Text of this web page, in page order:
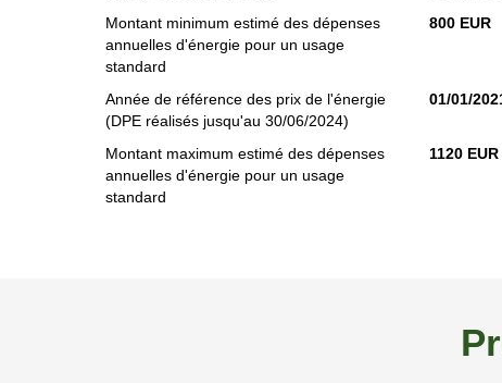
Montant minimum estimé des dépenses
annuelles d'énergie pour un usage
standard
800 EUR
Année de référence des prix de l'énergie
(DPE réalisés jusqu'au 30/06/2024)
01/01/
Montant maximum estimé des dépenses
annuelles d'énergie pour un usage
standard
1120 EUR